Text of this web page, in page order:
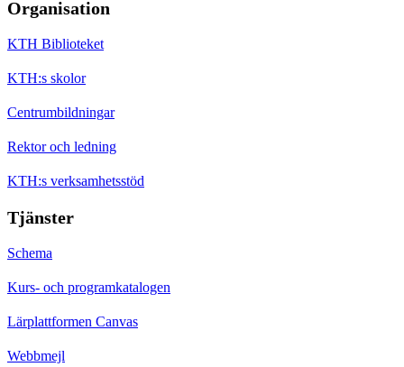
Organisation
KTH Biblioteket
KTH:s skolor
Centrumbildningar
Rektor och ledning
KTH:s verksamhetsstöd
Tjänster
Schema
Kurs- och programkatalogen
Lärplattformen Canvas
Webbmejl